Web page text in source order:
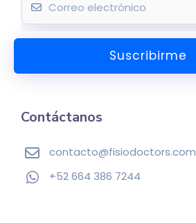
m
a
l
Suscribirme
Contáctanos
contacto@fisiodoctors.com
+52 664 386 7244